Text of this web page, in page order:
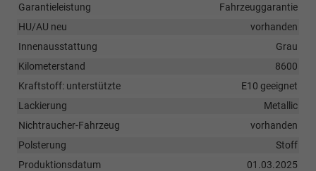
Garantieleistung
Fahrzeuggarantie
HU/AU neu
vorhanden
Innenausstattung
Grau
Kilometerstand
8600
Kraftstoff: unterstützte
E10 geeignet
Lackierung
Metallic
Nichtraucher-Fahrzeug
vorhanden
Polsterung
Stoff
Produktionsdatum
01.03.2025